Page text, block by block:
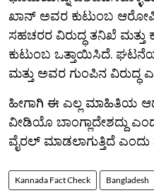
ಖಾನ್ ಅವರ ಕುಟುಂಬ
ಸಹಚರರ ವಿರುದ್ಧ ತನಿಖೆ ಮತ್ತು
ಕುಟುಂಬ ಒತ್ತಾಯಿಸಿದೆ.
ಮತ್ತು ಅವರ ಗುಂಪಿನ
ಹೀಗಾಗಿ ಈ ಎಲ್ಲ ಮಾಹಿತಿಯ
ವೀಡಿಯೊ ಬಾಂಗ್ಲಾದೇಶದ್ದು
ವೈರಲ್ ಮಾಡಲಾಗುತ್ತಿದೆ ಎಂದು
Kannada Fact Check Bangladesh